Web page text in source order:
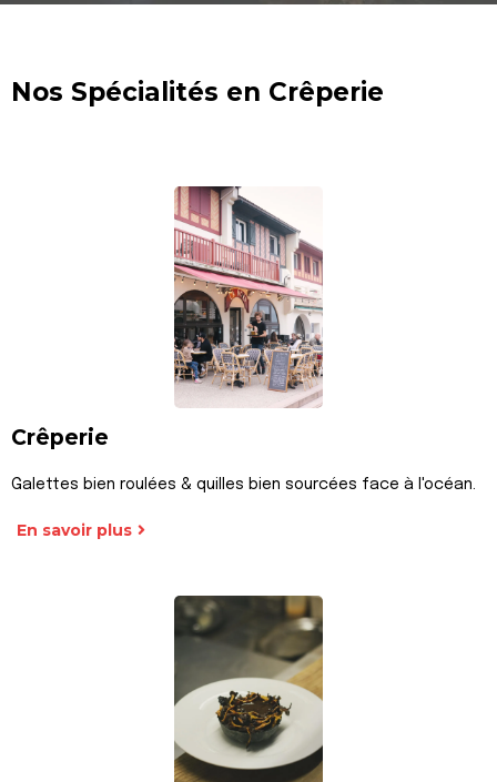
Nos Spécialités en Crêperie
Crêperie
Galettes bien roulées & quilles bien sourcées face à l'océan.
En savoir plus